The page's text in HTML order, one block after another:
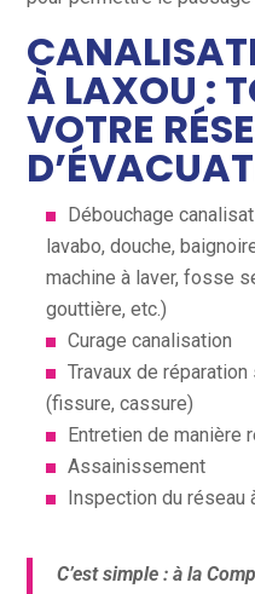
À LAXOU :
VOTRE
Débouchage
lavabo, douche,
machine à laver, fosse
gouttière, etc.)
Curage canalisation
Travaux de
(fissure, cassure)
Entretien de manière
Assainissement
Inspection du réseau
C’est simple : à la